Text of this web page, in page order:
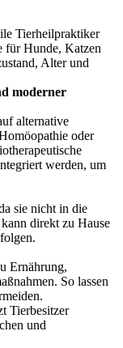
Tierheilpraktiker
für Hunde, Katzen
Alter und
moderner
alternative
oder
werden, um
sie nicht in die
direkt zu Hause
Ernährung,
So lassen
Tierbesitzer
und